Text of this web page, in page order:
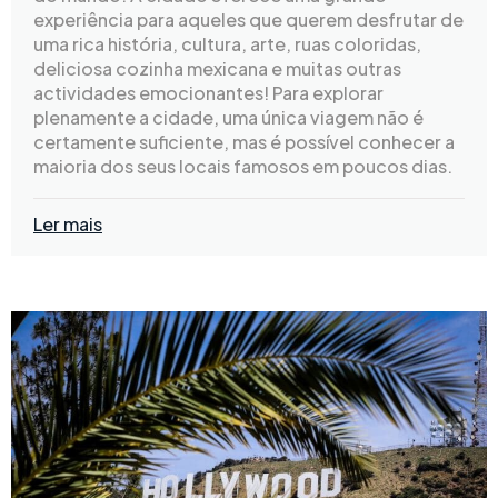
experiência para aqueles que querem desfrutar de
uma rica história, cultura, arte, ruas coloridas,
deliciosa cozinha mexicana e muitas outras
actividades emocionantes! Para explorar
plenamente a cidade, uma única viagem não é
certamente suficiente, mas é possível conhecer a
maioria dos seus locais famosos em poucos dias.
Ler mais